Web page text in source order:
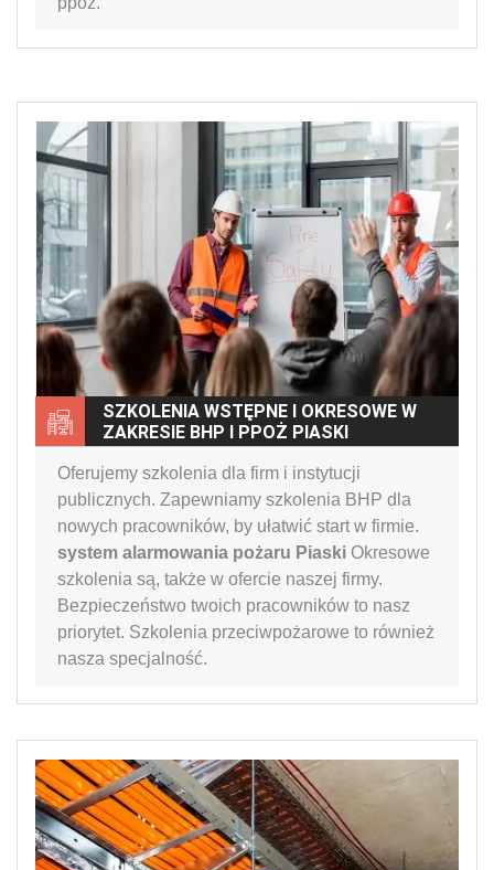
SZKOLENIA WSTĘPNE I OKRESOWE W
ZAKRESIE BHP I PPOŻ PIASKI
Oferujemy szkolenia dla firm i instytucji
publicznych. Zapewniamy szkolenia BHP dla
nowych pracowników, by ułatwić start w firmie.
system alarmowania pożaru Piaski Okresowe
szkolenia są, także w ofercie naszej firmy.
Bezpieczeństwo twoich pracowników to nasz
priorytet. Szkolenia przeciwpożarowe to również
nasza specjalność.